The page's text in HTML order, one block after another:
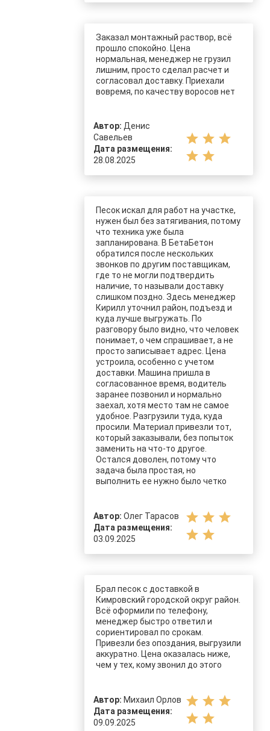
Заказал монтажный раствор, всё
прошло спокойно. Цена
нормальная, менеджер не грузил
лишним, просто сделал расчет и
согласовал доставку. Приехали
вовремя, по качеству воросов нет
Автор: Денис
Савельев
Дата размещения:
28.08.2025
star star star
star star
Песок искал для работ на участке,
нужен был без затягивания, потому
что техника уже была
запланирована. В БетаБетон
обратился после нескольких
звонков по другим поставщикам,
где то не могли подтвердить
наличие, то называли доставку
слишком поздно. Здесь менеджер
Кирилл уточнил район, подъезд и
куда лучше выгружать. По
разговору было видно, что человек
понимает, о чем спрашивает, а не
просто записывает адрес. Цена
устроила, особенно с учетом
доставки. Машина пришла в
согласованное время, водитель
заранее позвонил и нормально
заехал, хотя место там не самое
удобное. Разгрузили туда, куда
просили. Материал привезли тот,
который заказывали, без попыток
заменить на что-то другое.
Остался доволен, потому что
задача была простая, но
выполнить ее нужно было четко
Автор: Олег Тарасов
Дата размещения:
03.09.2025
star star star
star star
Брал песок с доставкой в
Кимровский городской округ район.
Всё оформили по телефону,
менеджер быстро ответил и
сориентировал по срокам.
Привезли без опоздания, выгрузили
аккуратно. Цена оказалась ниже,
чем у тех, кому звонил до этого
Автор: Михаил Орлов
Дата размещения:
09.09.2025
star star star
star star